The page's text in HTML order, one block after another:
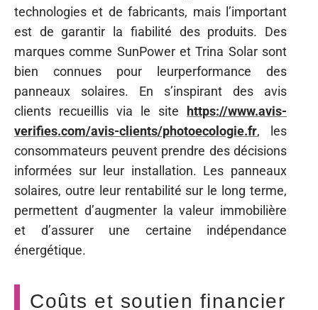
technologies et de fabricants, mais l’important
est de garantir la fiabilité des produits. Des
marques comme SunPower et Trina Solar sont
bien connues pour leurperformance des
panneaux solaires. En s’inspirant des avis
clients recueillis via le site https://www.avis-
verifies.com/avis-clients/photoecologie.fr, les
consommateurs peuvent prendre des décisions
informées sur leur installation. Les panneaux
solaires, outre leur rentabilité sur le long terme,
permettent d’augmenter la valeur immobilière
et d’assurer une certaine indépendance
énergétique.
Coûts et soutien financier